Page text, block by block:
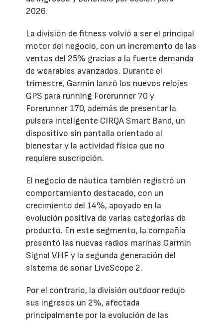
2026.
La división de fitness volvió a ser el principal
motor del negocio, con un incremento de las
ventas del 25% gracias a la fuerte demanda
de wearables avanzados. Durante el
trimestre, Garmin lanzó los nuevos relojes
GPS para running Forerunner 70 y
Forerunner 170, además de presentar la
pulsera inteligente CIRQA Smart Band, un
dispositivo sin pantalla orientado al
bienestar y la actividad física que no
requiere suscripción.
El negocio de náutica también registró un
comportamiento destacado, con un
crecimiento del 14%, apoyado en la
evolución positiva de varias categorías de
producto. En este segmento, la compañía
presentó las nuevas radios marinas Garmin
Signal VHF y la segunda generación del
sistema de sonar LiveScope 2.
Por el contrario, la división outdoor redujo
sus ingresos un 2%, afectada
principalmente por la evolución de las